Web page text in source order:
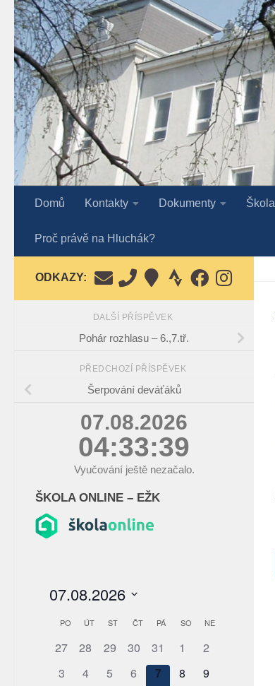
Skip to content
Domů Kontakty Dokumenty Škola
Proč právě na Hluchák?
ODKAZY:
DALŠÍ PŘÍSPĚVEK
Pohár rozhlasu – 6.,7.tř.
PŘEDCHOZÍ PŘÍSPĚVEK
Šerpování deváťáků
07.08.2026
04:33:40
Vyučování ještě nezačalo.
ŠKOLA ONLINE – EŽK